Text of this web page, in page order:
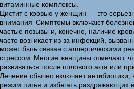
витаминные комплексы.
Цистит с кровью у женщин — это
внимания. Симптомы включают
частые позывы и, конечно, наличие
часто возникает из-за инфекций,
может быть связан с аллергическими
стрессом. Многие женщины отмечают,
развиваться после полового акта или
Лечение обычно включает антибиотики,
режим питья и избегать раздражающих